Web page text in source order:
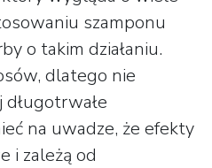
szamponu
o takim działaniu.
dlatego nie
na uwadze, że efekty
i zależą od